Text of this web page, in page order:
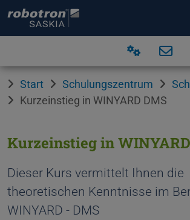
Start Schulungszentrum
Kurzeinstieg in WINYARD DMS
Kurzeinstieg in
Dieser Kurs vermittelt Ihnen die
theoretischen Kenntnisse im
WINYARD - DMS